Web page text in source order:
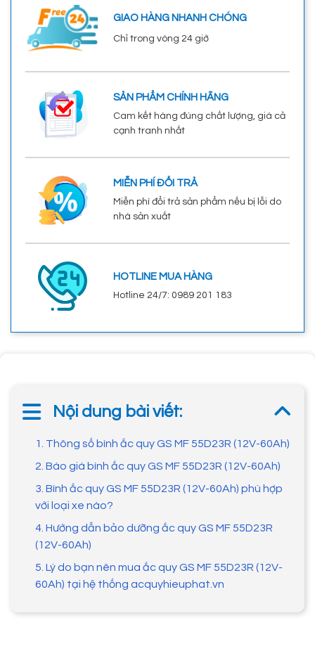
GIAO HÀNG NHANH CHÓNG
Chỉ trong vòng 24 giờ
SẢN PHẨM CHÍNH HÃNG
Cam kết hàng đúng chất lượng, giá cả
cạnh tranh nhất
MIỄN PHÍ ĐỔI TRẢ
Miễn phí đổi trả sản phẩm nếu bị lỗi do
nhà sản xuất
HOTLINE MUA HÀNG
Hotline 24/7: 0989 201 183
Nội dung bài viết:
1. Thông số bình ắc quy GS MF 55D23R (12V-60Ah)
2. Báo giá bình ắc quy GS MF 55D23R (12V-60Ah)
3. Bình ắc quy GS MF 55D23R (12V-60Ah) phù hợp
với loại xe nào?
4. Hướng dẫn bảo dưỡng ắc quy GS MF 55D23R
(12V-60Ah)
5. Lý do bạn nên mua ắc quy GS MF 55D23R (12V-
60Ah) tại hệ thống acquyhieuphat.vn